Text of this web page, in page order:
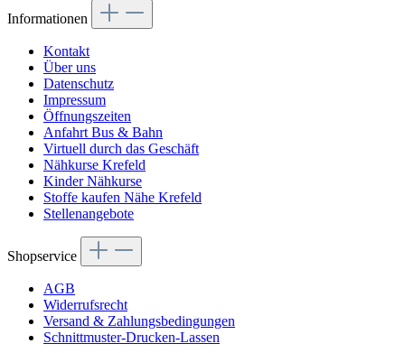
Informationen
Kontakt
Über uns
Datenschutz
Impressum
Öffnungszeiten
Anfahrt Bus & Bahn
Virtuell durch das Geschäft
Nähkurse Krefeld
Kinder Nähkurse
Stoffe kaufen Nähe Krefeld
Stellenangebote
Shopservice
AGB
Widerrufsrecht
Versand & Zahlungsbedingungen
Schnittmuster-Drucken-Lassen